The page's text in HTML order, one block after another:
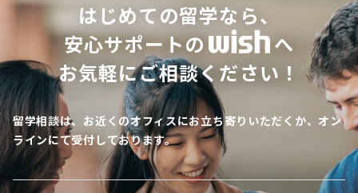
はじめての留学なら、
安心サポートの
へ
お気軽にご相談ください！
留学相談は、お近くのオフィスにお立ち寄りいただくか、オン
ラインにて受付しております。